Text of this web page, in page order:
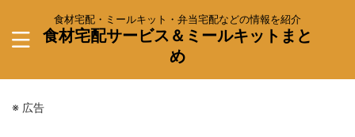
食材宅配・ミールキット・弁当宅配などの情報を紹介
食材宅配サービス＆ミールキットまと
め
※ 広告